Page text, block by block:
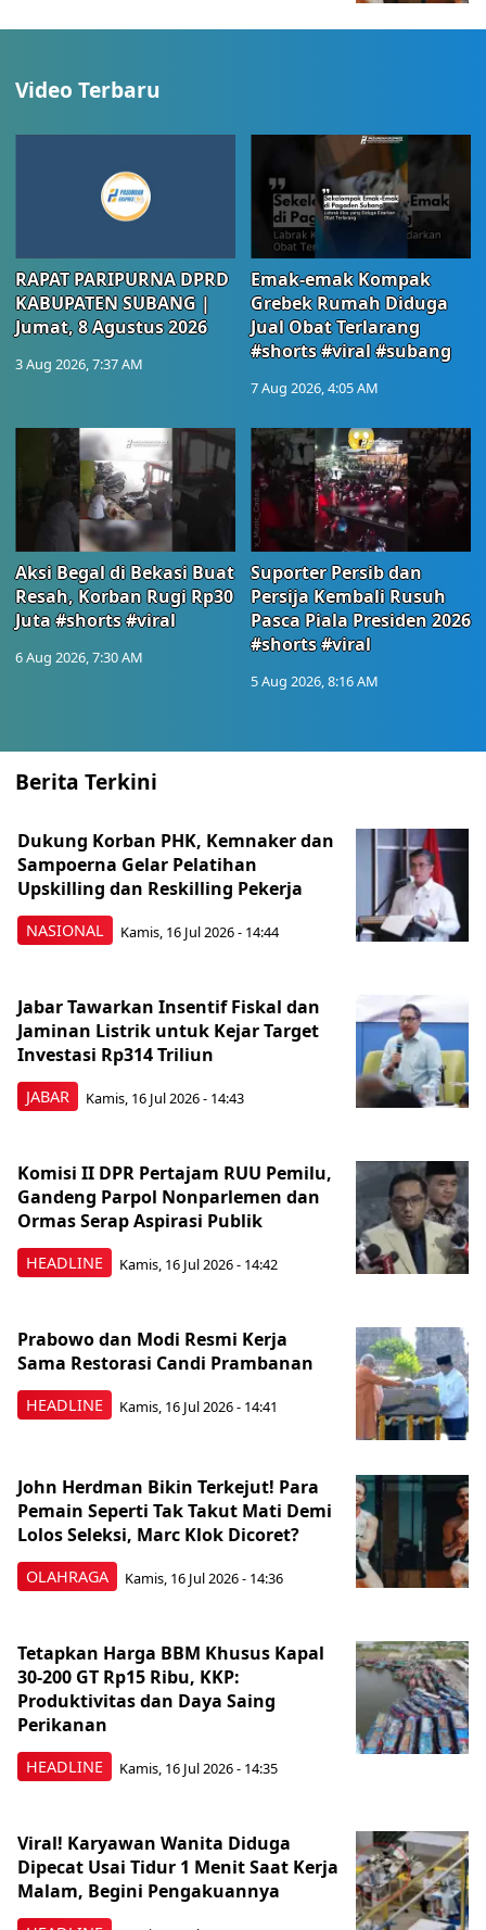
Video Terbaru
RAPAT PARIPURNA DPRD
KABUPATEN SUBANG |
Jumat, 8 Agustus 2026
3 Aug 2026, 7:37 AM
Emak-emak Kompak
Grebek Rumah Diduga
Jual Obat Terlarang
#shorts #viral #subang
7 Aug 2026, 4:05 AM
Aksi Begal di Bekasi Buat
Resah, Korban Rugi Rp30
Juta #shorts #viral
6 Aug 2026, 7:30 AM
Suporter Persib dan
Persija Kembali Rusuh
Pasca Piala Presiden 2026
#shorts #viral
5 Aug 2026, 8:16 AM
Berita Terkini
NASIONAL
Dukung Korban PHK, Kemnaker dan
Sampoerna Gelar Pelatihan
Upskilling dan Reskilling Pekerja
Kamis, 16 Jul 2026 - 14:44
JABAR
Jabar Tawarkan Insentif Fiskal dan
Jaminan Listrik untuk Kejar Target
Investasi Rp314 Triliun
Kamis, 16 Jul 2026 - 14:43
HEADLINE
Komisi II DPR Pertajam RUU Pemilu,
Gandeng Parpol Nonparlemen dan
Ormas Serap Aspirasi Publik
Kamis, 16 Jul 2026 - 14:42
HEADLINE
Prabowo dan Modi Resmi Kerja
Sama Restorasi Candi Prambanan
Kamis, 16 Jul 2026 - 14:41
OLAHRAGA
John Herdman Bikin Terkejut! Para
Pemain Seperti Tak Takut Mati Demi
Lolos Seleksi, Marc Klok Dicoret?
Kamis, 16 Jul 2026 - 14:36
HEADLINE
Tetapkan Harga BBM Khusus Kapal
30-200 GT Rp15 Ribu, KKP:
Produktivitas dan Daya Saing
Perikanan
Kamis, 16 Jul 2026 - 14:35
Viral! Karyawan Wanita Diduga
Dipecat Usai Tidur 1 Menit Saat Kerja
Malam, Begini Pengakuannya